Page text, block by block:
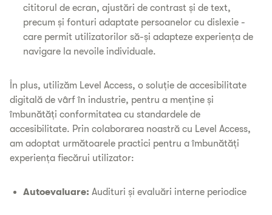
cititorul de ecran, ajustări de contrast și de text,
precum și fonturi adaptate persoanelor cu dislexie -
care permit utilizatorilor să-și adapteze experiența de
navigare la nevoile individuale.
În plus, utilizăm Level Access, o soluție de accesibilitate
digitală de vârf în industrie, pentru a menține și
îmbunătăți conformitatea cu standardele de
accesibilitate. Prin colaborarea noastră cu Level Access,
am adoptat următoarele practici pentru a îmbunătăți
experiența fiecărui utilizator:
Autoevaluare: Audituri și evaluări interne periodice